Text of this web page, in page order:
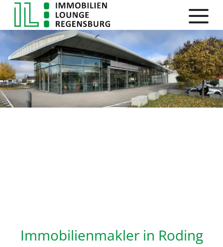
Immobilienmakler in Roding